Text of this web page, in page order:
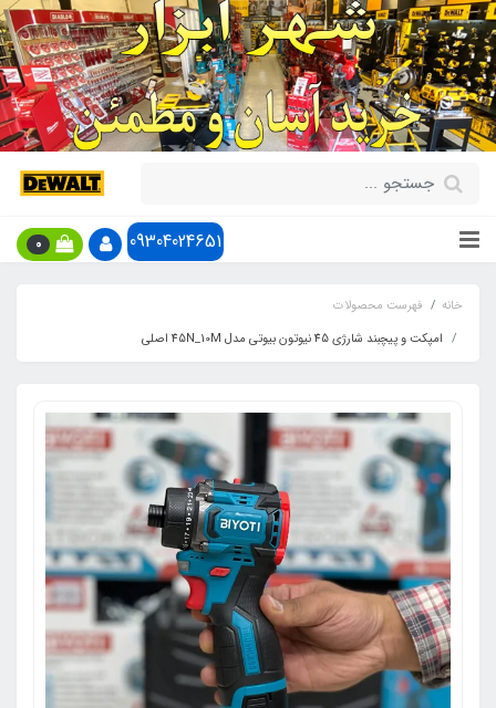
09304024651
0
خانه
فهرست محصولات
امپکت و پیچبند شارژی 45 نیوتون بیوتی مدل 45N_10M اصلی